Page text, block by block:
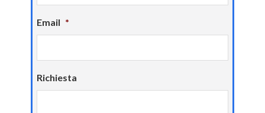
Email *
Richiesta